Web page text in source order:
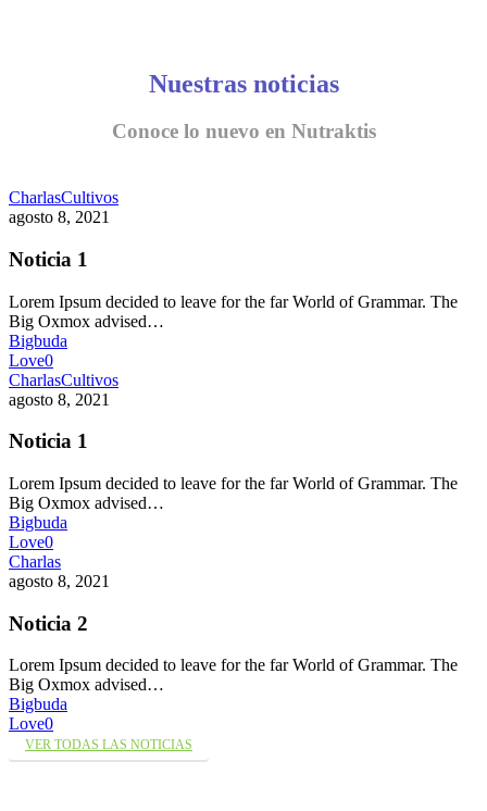
Nuestras noticias
Conoce lo nuevo en Nutraktis
CharlasCultivos
agosto 8, 2021
Noticia 1
Lorem Ipsum decided to leave for the far World of Grammar. The
Big Oxmox advised…
Bigbuda
Love0
CharlasCultivos
agosto 8, 2021
Noticia 1
Lorem Ipsum decided to leave for the far World of Grammar. The
Big Oxmox advised…
Bigbuda
Love0
Charlas
agosto 8, 2021
Noticia 2
Lorem Ipsum decided to leave for the far World of Grammar. The
Big Oxmox advised…
Bigbuda
Love0
VER TODAS LAS NOTICIAS